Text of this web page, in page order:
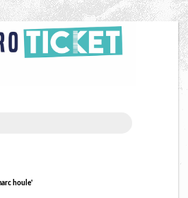
houle'